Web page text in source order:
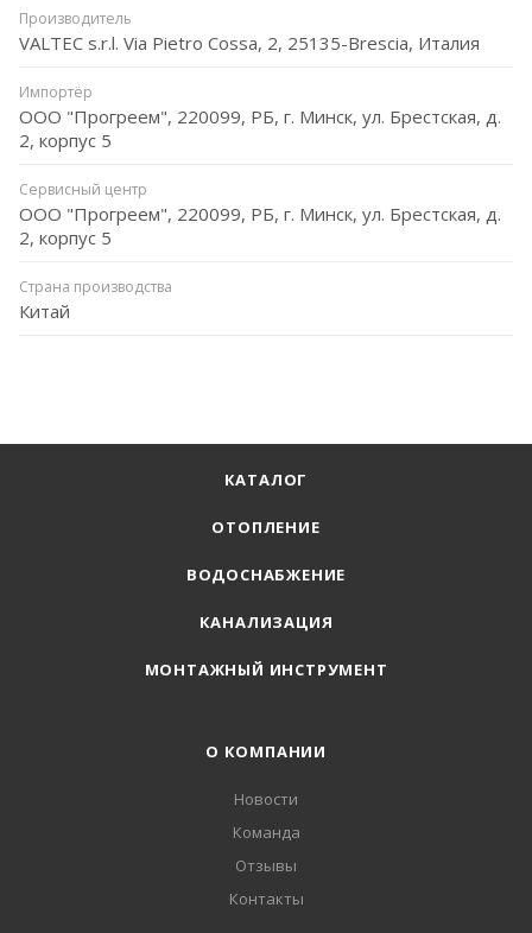
Производитель
VALTEC s.r.l. Via Pietro Cossa, 2, 25135-Brescia, Италия
Импортёр
ООО "Прогреем", 220099, РБ, г. Минск, ул. Брестская, д.
2, корпус 5
Сервисный центр
ООО "Прогреем", 220099, РБ, г. Минск, ул. Брестская, д.
2, корпус 5
Страна производства
Китай
КАТАЛОГ
ОТОПЛЕНИЕ
ВОДОСНАБЖЕНИЕ
КАНАЛИЗАЦИЯ
МОНТАЖНЫЙ ИНСТРУМЕНТ
О КОМПАНИИ
Новости
Команда
Отзывы
Контакты